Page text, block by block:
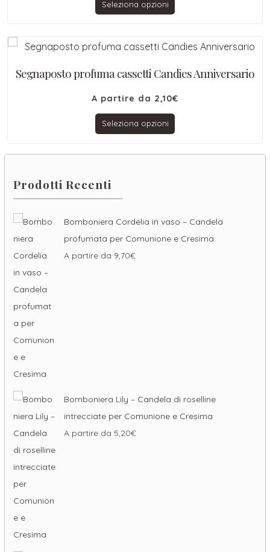
Seleziona opzioni
Segnaposto profuma cassetti Candies Anniversario
A partire da 2,10€
Seleziona opzioni
Prodotti Recenti
Bomboniera Cordelia in vaso – Candela
profumata per Comunione e Cresima
A partire da 9,70€
Bomboniera Lily – Candela di roselline
intrecciate per Comunione e Cresima
A partire da 5,20€